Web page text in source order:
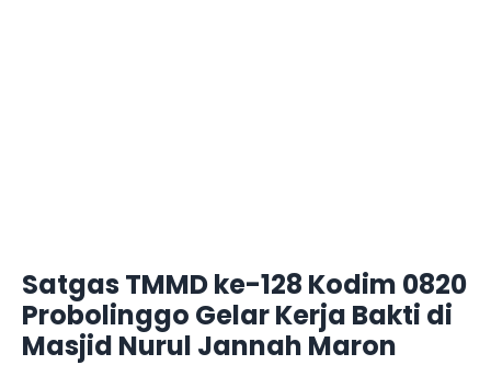
Satgas TMMD ke-128 Kodim 0820
Probolinggo Gelar Kerja Bakti di
Masjid Nurul Jannah Maron